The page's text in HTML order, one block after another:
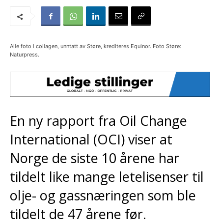
Alle foto i collagen, unntatt av Støre, krediteres Equinor. Foto Støre:
Naturpress.
En ny rapport fra Oil Change
International (OCI) viser at
Norge de siste 10 årene har
tildelt like mange letelisenser til
olje- og gassnæringen som ble
tildelt de 47 årene før.